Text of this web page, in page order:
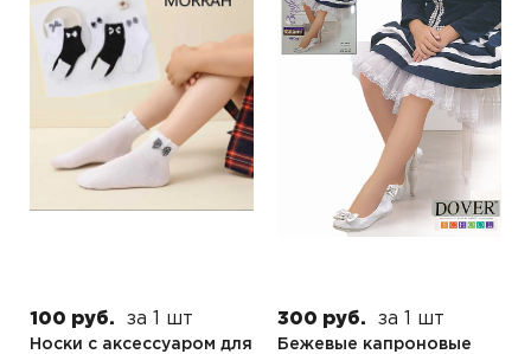
100 руб. за 1 шт
Носки с аксессуаром для
300 руб. за 1 шт
Бежевые капроновые